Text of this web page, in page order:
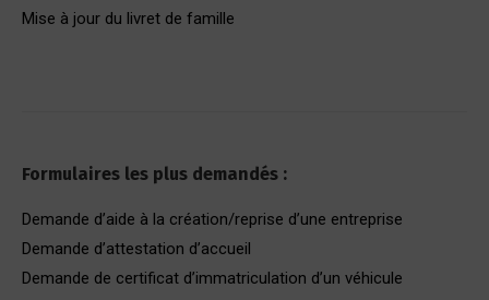
Mise à jour du livret de famille
Formulaires les plus demandés :
Demande d’aide à la création/reprise d’une entreprise
Demande d’attestation d’accueil
Demande de certificat d’immatriculation d’un véhicule